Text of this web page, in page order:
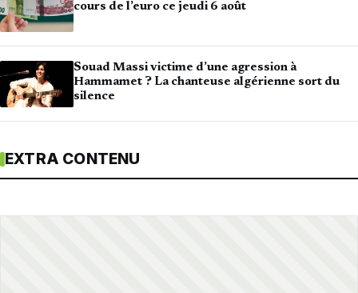
cours de l’euro ce jeudi 6 août
Souad Massi victime d’une agression à
Hammamet ? La chanteuse algérienne sort du
silence
EXTRA CONTENU